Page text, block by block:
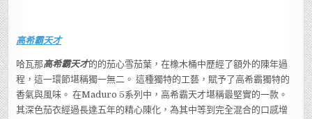
高希霸天才
哈瓦那高希霸天才的的茄心雪茄葉，在橡木桶中歷經了額外的陳年過
程，這一環節堪稱獨一無二。 這種獨特的工藝，賦予了高希霸獨特的
香氣與風味。 在Maduro 5系列中，高希霸天才堪稱最堅實的一款。
其深色茄衣經過長達五年的精心陳化，為其中等到完全混合的口感增